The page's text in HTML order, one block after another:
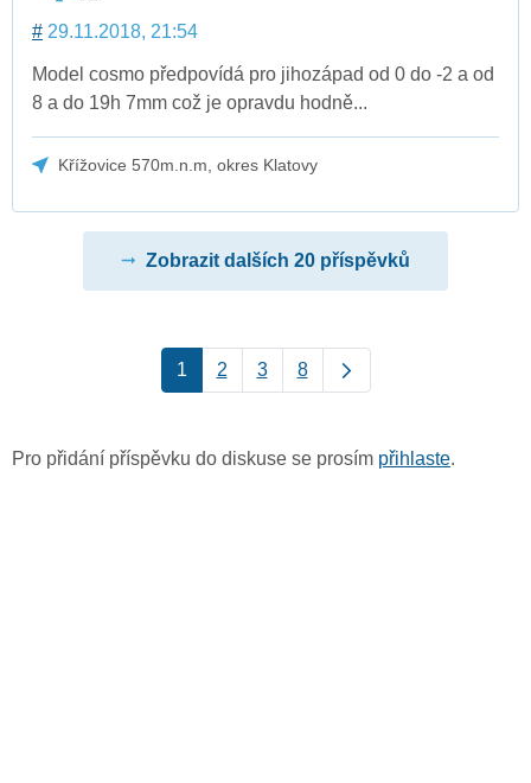
# 29.11.2018, 21:54
Model cosmo předpovídá pro jihozápad od 0 do -2 a od
8 a do 19h 7mm což je opravdu hodně...
Křížovice 570m.n.m, okres Klatovy
Zobrazit dalších 20 příspěvků
1 2 3 8
Pro přidání příspěvku do diskuse se prosím přihlaste.